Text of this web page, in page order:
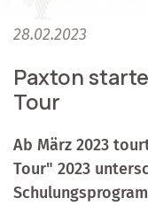
28.02.2023
Paxton
Tour
Ab März 2023
Tour" 2023